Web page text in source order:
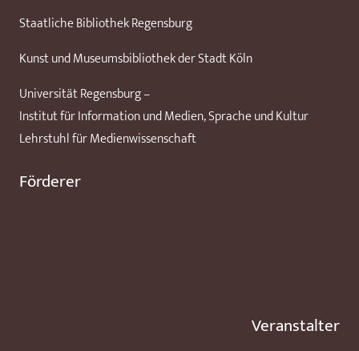
Staatliche Bibliothek Regensburg
Kunst und Museumsbibliothek der Stadt Köln
Universität Regensburg –
Institut für Information und Medien, Sprache und Kultur
Lehrstuhl für Medienwissenschaft
Förderer
Veranstalter